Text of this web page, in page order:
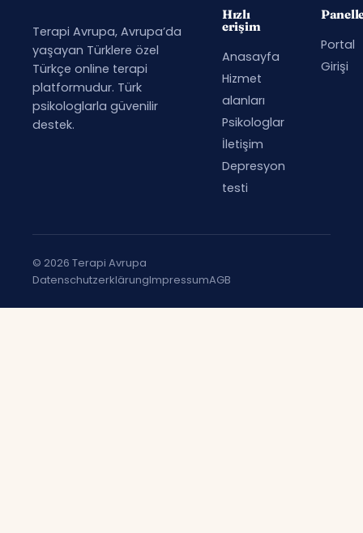
Terapi Avrupa, Avrupa’da
yaşayan Türklere özel
Türkçe online terapi
platformudur. Türk
psikologlarla güvenilir
destek.
Hızlı
erişim
Anasayfa
Hizmet
alanları
Psikologlar
İletişim
Depresyon
testi
Portal
Girişi
© 2026 Terapi Avrupa
DatenschutzerklärungImpressumAGB